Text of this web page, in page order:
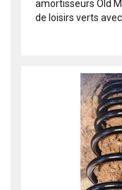
amortisseurs Old
de loisirs verts avec